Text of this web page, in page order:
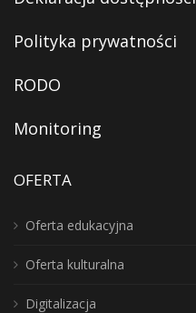
Polityka prywatności
RODO
Monitoring
OFERTA
Oferta edukacyjna
Oferta kulturalna
Digitalizacja